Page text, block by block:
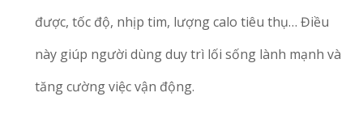
được, tốc độ, nhịp tim, lượng calo tiêu thụ… Điều
này giúp người dùng duy trì lối sống lành mạnh và
tăng cường việc vận động.